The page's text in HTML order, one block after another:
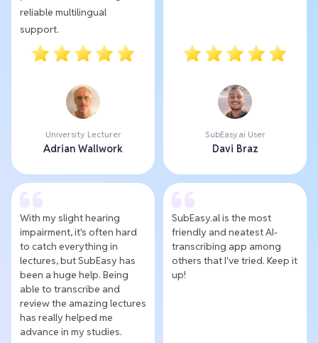
reliable multilingual
support.
University Lecturer
Adrian Wallwork
SubEasy.ai User
Davi Braz
With my slight hearing
impairment, it's often hard
to catch everything in
lectures, but SubEasy has
been a huge help. Being
able to transcribe and
review the amazing lectures
has really helped me
advance in my studies.
SubEasy.al is the most
friendly and neatest AI-
transcribing app among
others that I've tried. Keep it
up!